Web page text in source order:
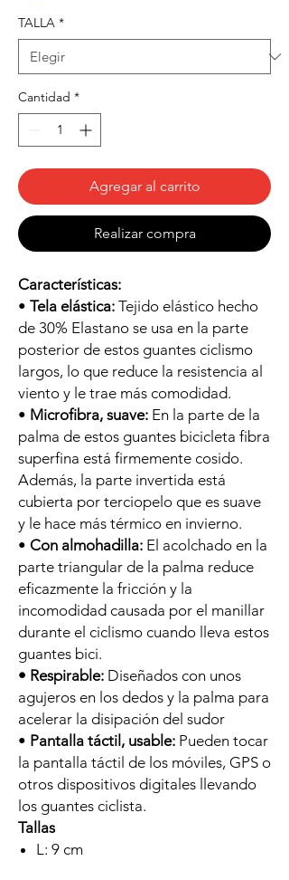
TALLA *
Cantidad *
Agregar al carrito
Realizar compra
Características:
• Tela elástica: Tejido elástico hecho
de 30% Elastano se usa en la parte
posterior de estos guantes ciclismo
largos, lo que reduce la resistencia al
viento y le trae más comodidad.
• Microfibra, suave: En la parte de la
palma de estos guantes bicicleta fibra
superfina está firmemente cosido.
Además, la parte invertida está
cubierta por terciopelo que es suave
y le hace más térmico en invierno.
• Con almohadilla: El acolchado en la
parte triangular de la palma reduce
eficazmente la fricción y la
incomodidad causada por el manillar
durante el ciclismo cuando lleva estos
guantes bici.
• Respirable: Diseñados con unos
agujeros en los dedos y la palma para
acelerar la disipación del sudor
• Pantalla táctil, usable: Pueden tocar
la pantalla táctil de los móviles, GPS o
otros dispositivos digitales llevando
los guantes ciclista.
Tallas
L: 9 cm